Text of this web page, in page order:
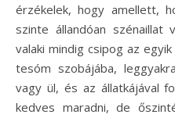
érzékelek, hogy amellett,
szinte állandóan
valaki mindig csipog az
tesóm szobájába,
vagy ül, és az állatkájával
kedves maradni, de